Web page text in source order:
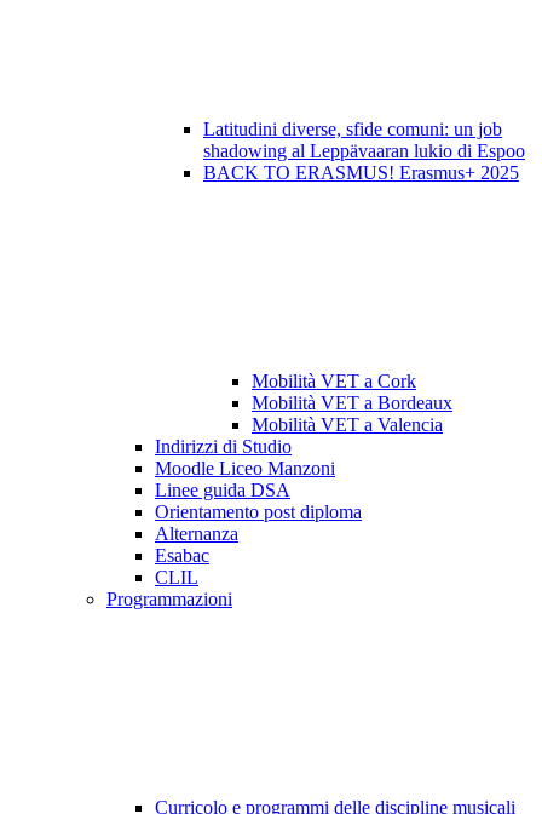
Latitudini diverse, sfide comuni: un job
shadowing al Leppävaaran lukio di Espoo
BACK TO ERASMUS! Erasmus+ 2025
Mobilità VET a Cork
Mobilità VET a Bordeaux
Mobilità VET a Valencia
Indirizzi di Studio
Moodle Liceo Manzoni
Linee guida DSA
Orientamento post diploma
Alternanza
Esabac
CLIL
Programmazioni
Curricolo e programmi delle discipline musicali